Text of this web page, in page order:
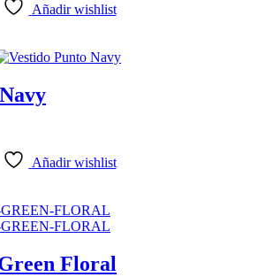
Añadir wishlist
Añadir wishlist
Floral